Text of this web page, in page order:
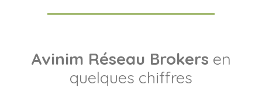
Avinim Réseau Brokers en
quelques chiffres